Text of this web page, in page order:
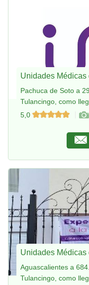
Unidades Médicas
Pachuca de Soto a
Tulancingo, como
5,0
Unidades
Aguascalientes a
Tulancingo, como